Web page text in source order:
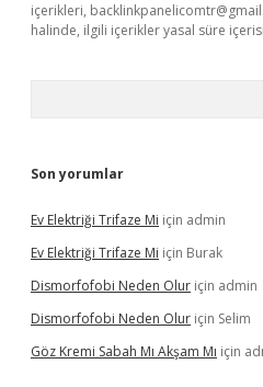
içerikleri,
halinde, ilgili içerikler yasal süre
Son yorumlar
Ev Elektriği Trifaze Mi için admin
Ev Elektriği Trifaze Mi için Burak
Dismorfofobi Neden Olur için admin
Dismorfofobi Neden Olur için Selim
Göz Kremi Sabah Mı Akşam Mı için